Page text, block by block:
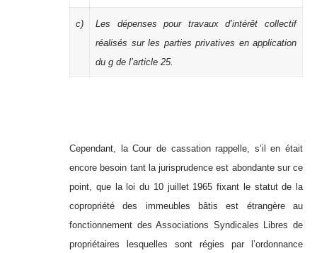
c)
Les dépenses pour travaux d’intérêt collectif
réalisés sur les parties privatives en application
du g de l’article 25.
Cependant, la Cour de cassation rappelle, s’il en était
encore besoin tant la jurisprudence est abondante sur ce
point, que la loi du 10 juillet 1965 fixant le statut de la
copropriété des immeubles bâtis est étrangère au
fonctionnement des Associations Syndicales Libres de
propriétaires lesquelles sont régies par l’ordonnance